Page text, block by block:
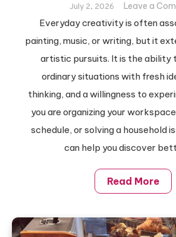
July 2, 2026 Leave a
Everyday creativity is often
painting, music, or writing, but it
artistic pursuits. It is the ability
ordinary situations with fresh
thinking, and a willingness to
you are organizing your
schedule, or solving a household
can help you discover
Read More